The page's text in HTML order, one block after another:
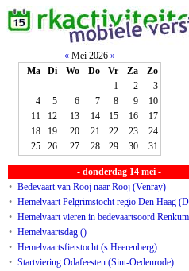
« Mei 2026 »
Ma
Di Wo Do Vr Za
Zo
1
2
3
4
5 6 7 8 9
10
11
12 13 14 15 16
17
18
19 20 21 22 23
24
25
26 27 28 29 30 31
- donderdag 14 mei -
• Bedevaart van Rooj naar Rooj (Venray)
• Hemelvaart Pelgrimstocht regio Den Haag
• Hemelvaart vieren in bedevaartsoord
• Hemelvaartsdag ()
• Hemelvaartsfietstocht (s Heerenberg)
• Startviering Odafeesten (Sint-Oedenrode)